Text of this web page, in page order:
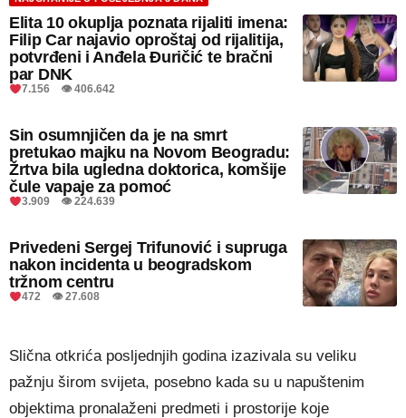
Elita 10 okuplja poznata rijaliti imena:
Filip Car najavio oproštaj od rijalitija,
potvrđeni i Anđela Đuričić te bračni
par DNK
7.156 👁 406.642
Sin osumnjičen da je na smrt
pretukao majku na Novom Beogradu:
Žrtva bila ugledna doktorica, komšije
čule vapaje za pomoć
3.909 👁 224.639
Privedeni Sergej Trifunović i supruga
nakon incidenta u beogradskom
tržnom centru
472 👁 27.608
Slična otkrića posljednjih godina izazivala su veliku
pažnju širom svijeta, posebno kada su u napuštenim
objektima pronalaženi predmeti i prostorije koje